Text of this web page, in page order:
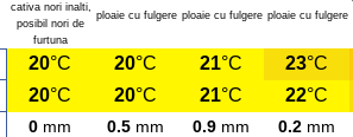
cativa nori inalti,
posibil nori de
furtuna
ploaie cu fulgere ploaie cu fulgere ploaie cu fulgere
20°C 20°C 21°C 23°C
20°C 20°C 21°C 22°C
0 mm 0.5 mm 0.9 mm 0.2 mm